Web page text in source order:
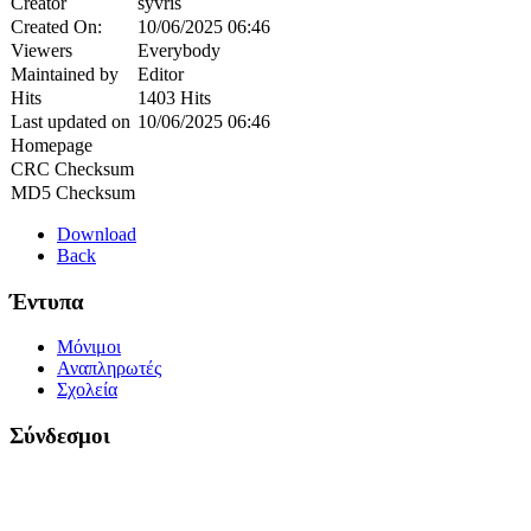
Created On:
10/06/2025 06:46
Viewers
Everybody
Maintained by
Editor
Hits
1403 Hits
Last updated on 10/06/2025 06:46
Homepage
CRC Checksum
MD5 Checksum
Download
Back
Έντυπα
Μόνιμοι
Αναπληρωτές
Σχολεία
Σύνδεσμοι